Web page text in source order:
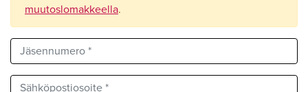
muutoslomakkeella.
Jäsennumero *
Sähköpostiosoite *